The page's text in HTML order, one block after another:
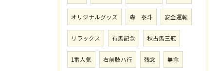
オリジナルグッズ 森 泰斗 安全運転
リラックス 有馬記念 秋古馬三冠
1番人気 右前肢ハ行 残念 無念